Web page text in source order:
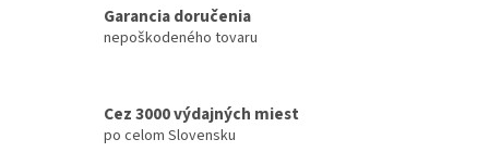
Garancia doručenia
nepoškodeného tovaru
Cez 3000 výdajných miest
po celom Slovensku